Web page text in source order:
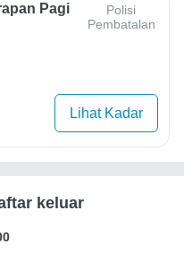
Pagi
Polisi
Pembatalan
Lihat Kadar
keluar